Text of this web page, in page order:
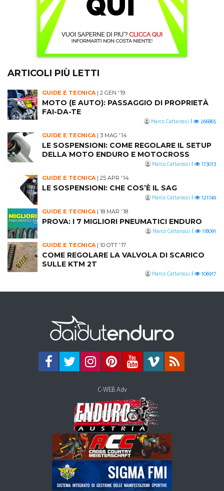
ARTICOLI PIÙ LETTI
GUIDE E TECNICA| 2 GEN '19
MOTO (E AUTO): PASSAGGIO DI PROPRIETÀ
FAI-DA-TE
Marco Cattarossi | 266865
GUIDE E TECNICA| 3 MAG '14
LE SOSPENSIONI: COME REGOLARE IL SETUP
DELLA MOTO ENDURO E MOTOCROSS
Marco Cattarossi | 173013
GUIDE E TECNICA| 25 APR '14
LE SOSPENSIONI: CHE COS’È IL SAG
Marco Cattarossi | 121749
GUIDE E TECNICA| 18 MAR '18
PROVA: I 7 MIGLIORI PNEUMATICI ENDURO
Marco Cattarossi | 118091
GUIDE E TECNICA| 10 OTT '17
COME REGOLARE LA VALVOLA DI SCARICO
SULLE KTM 2T
Marco Cattarossi | 106917
C-WEB Adv